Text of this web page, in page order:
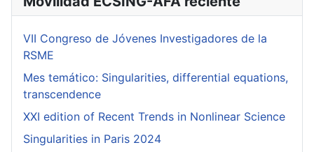
VII Congreso de Jóvenes Investigadores de la
RSME
Mes temático: Singularities, differential equations,
transcendence
XXI edition of Recent Trends in Nonlinear Science
Singularities in Paris 2024